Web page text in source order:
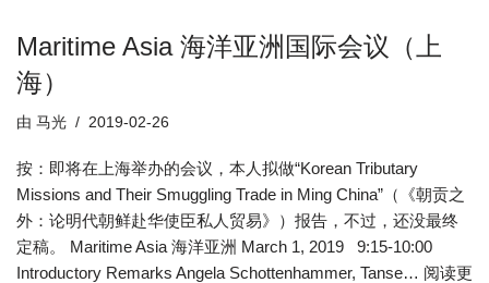
Maritime Asia 海洋亚洲国际会议（上
海）
由 马光 2019-02-26
按：即将在上海举办的会议，本人拟做“Korean Tributary
Missions and Their Smuggling Trade in Ming China”（《朝贡之
外：论明代朝鲜赴华使臣私人贸易》）报告，不过，还没最终
定稿。 Maritime Asia 海洋亚洲 March 1, 2019 9:15-10:00
Introductory Remarks Angela Schottenhammer, Tanse… 阅读更